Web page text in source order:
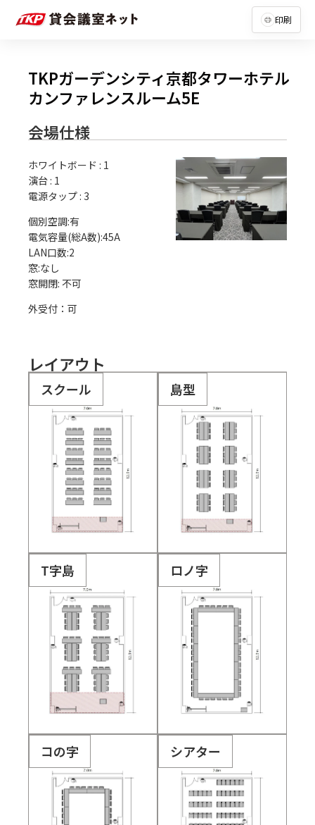
印刷
TKPガーデンシティ京都タワーホテル
カンファレンスルーム5E
会場仕様
ホワイトボード : 1
演台 : 1
電源タップ : 3
個別空調:有
電気容量(総A数):45A
LAN口数:2
窓:なし
外受付：可
レイアウト
スクール 島型
T字島 ロノ字
コの字 シアター